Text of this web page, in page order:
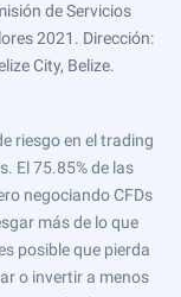
de Servicios
2021. Dirección:
City, Belize.
riesgo en el trading
El 75.85% de las
negociando CFDs
más de lo que
posible que pierda
o invertir a menos